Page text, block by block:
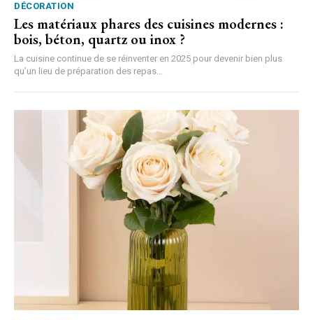
DÉCORATION
Les matériaux phares des cuisines modernes :
bois, béton, quartz ou inox ?
La cuisine continue de se réinventer en 2025 pour devenir bien plus
qu’un lieu de préparation des repas...